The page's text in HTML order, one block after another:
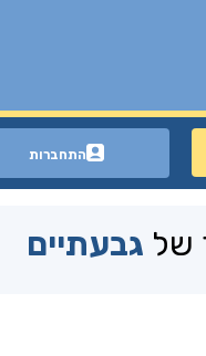
התחברות
של גבעתיים